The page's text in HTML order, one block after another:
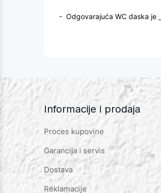
- Odgovarajuća WC daska je
Informacije i prodaja
Proces kupovine
Garancija i servis
Dostava
Reklamacije